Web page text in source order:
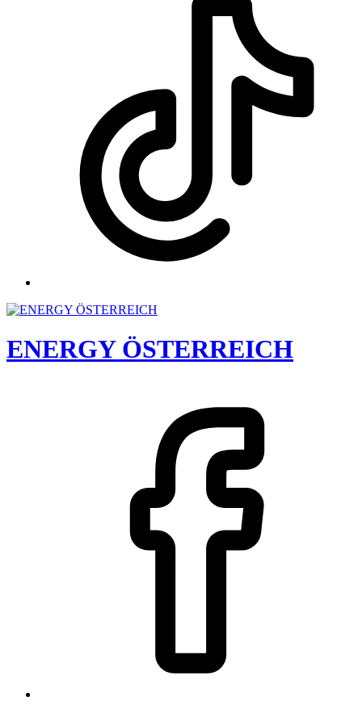
ENERGY ÖSTERREICH